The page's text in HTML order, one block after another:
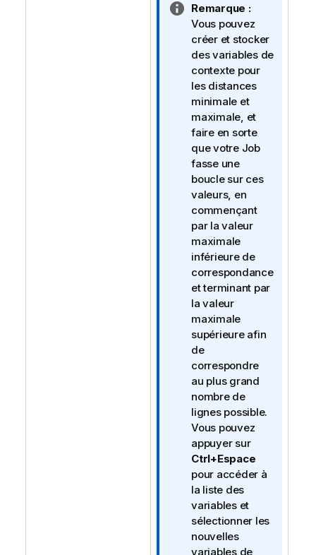
N
o
t
e
I
n
f
o
r
m
a
t
i
o
n
s
Remarque :
Vous pouvez
créer et stocker
des variables de
contexte pour
les distances
minimale et
maximale, et
faire en sorte
que votre Job
fasse une
boucle sur ces
valeurs, en
commençant
par la valeur
maximale
inférieure de
correspondance
et terminant par
la valeur
maximale
supérieure afin
de
correspondre
au plus grand
nombre de
lignes possible.
Vous pouvez
appuyer sur
Ctrl+Espace
pour accéder à
la liste des
variables et
sélectionner les
nouvelles
variables de